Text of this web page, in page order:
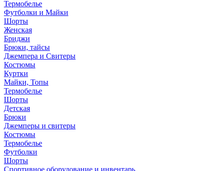
Термобелье
Футболки и Майки
Шорты
Женская
Бриджи
Брюки, тайсы
Джемпера и Свитеры
Костюмы
Куртки
Майки, Топы
Термобелье
Шорты
Детская
Брюки
Джемперы и свитеры
Костюмы
Термобелье
Футболки
Шорты
Спортивное оборудование и инвентарь